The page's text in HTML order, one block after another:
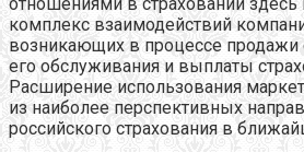
комплекс взаимодействий
возникающих в процессе продажи
его обслуживания и выплаты
Расширение использования
из наиболее перспективных
российского страхования в